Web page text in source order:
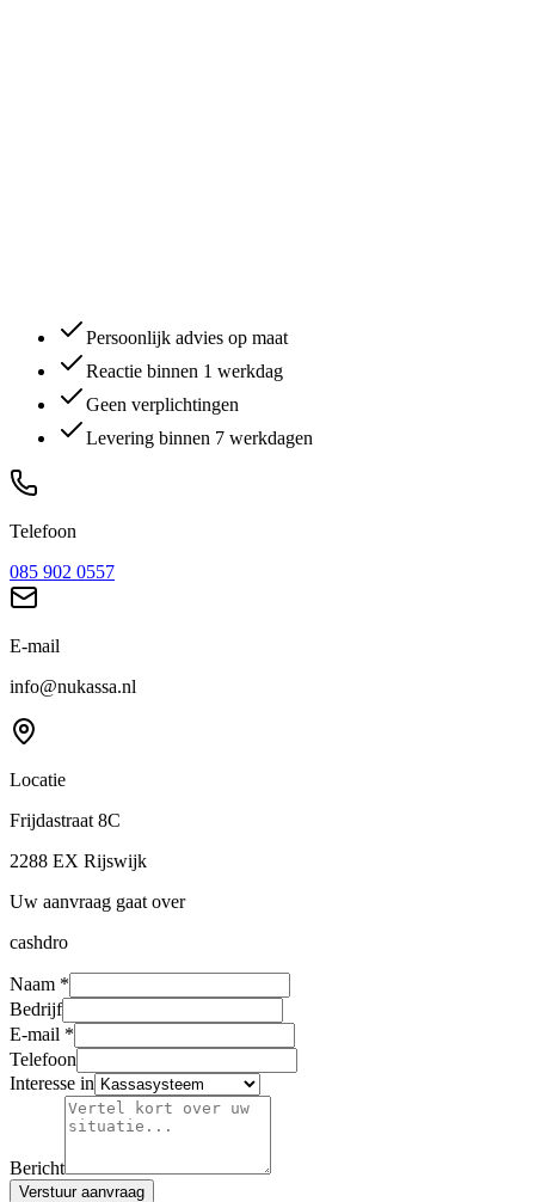
Persoonlijk advies op maat
Reactie binnen 1 werkdag
Geen verplichtingen
Levering binnen 7 werkdagen
Telefoon
085 902 0557
E-mail
info@nukassa.nl
Locatie
Frijdastraat 8C
2288 EX Rijswijk
Uw aanvraag gaat over
cashdro
Naam *
Bedrijf
E-mail *
Telefoon
Interesse in
Bericht
Verstuur aanvraag